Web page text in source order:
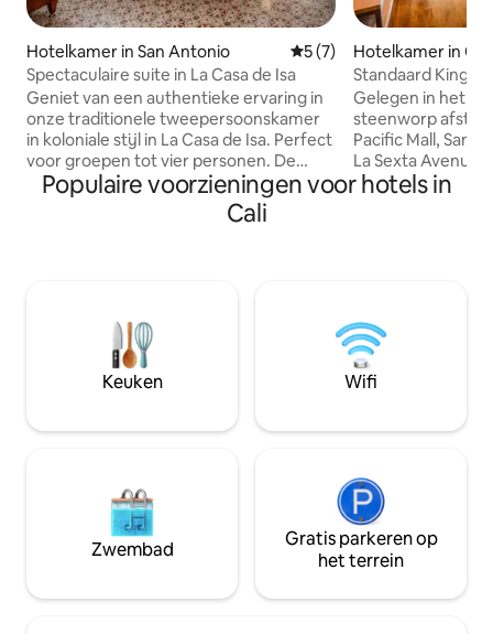
Hotelkamer in San Antonio Gemiddelde beoordeling
5 (7)
Spectaculaire suite in La Casa de Isa
Geniet van een authentieke ervaring in
onze traditionele tweepersoonskamer
in koloniale stijl in La Casa de Isa. Perfect
voor groepen tot vier personen. De
accommodatie beschikt over een
slaapkamer met een tweepersoonsbed,
een slaapbank voor twee personen, een
straten van Cali verkent. Ideaal voor
reizigers die op zoek zijn naar comfort,
een fijne sfeer en een authentieke plek
in het hart van San Antonio.
Hotelkamer in Cali
Standaard King-
Gelegen in het
steenworp
Pacific Mall,
La Sexta
familiehotel met
snelle wifi,
eersteklas
veilig verblijf in
Colombia.
Populaire voorzieningen voor hotels in
Cali
Keuken Wifi
Zwembad
Gratis parkeren op
het terrein